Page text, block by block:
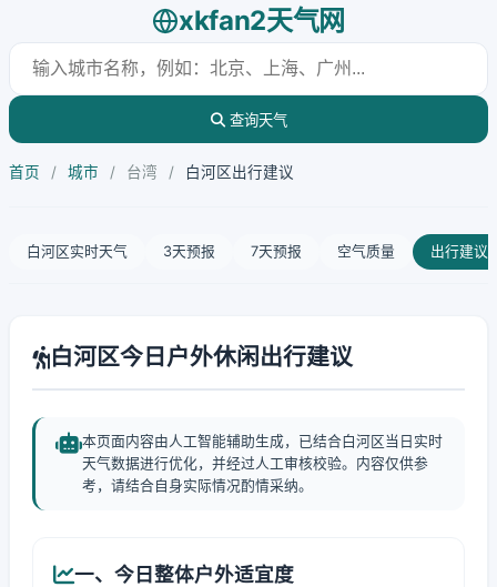
xkfan2天气网
查询天气
首页 / 城市 / 台湾 / 白河区出行建议
白河区实时天气 3天预报 7天预报 空气质量 出行建议
白河区今日户外休闲出行建议
本页面内容由人工智能辅助生成，已结合白河区当日实时
天气数据进行优化，并经过人工审核校验。内容仅供参
考，请结合自身实际情况酌情采纳。
一、今日整体户外适宜度